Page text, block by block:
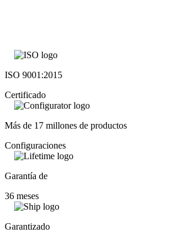
ISO 9001:2015
Certificado
Más de 17 millones de productos
Configuraciones
Garantía de
36 meses
Garantizado